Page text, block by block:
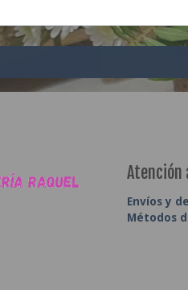
Atención
Envíos y
Métodos